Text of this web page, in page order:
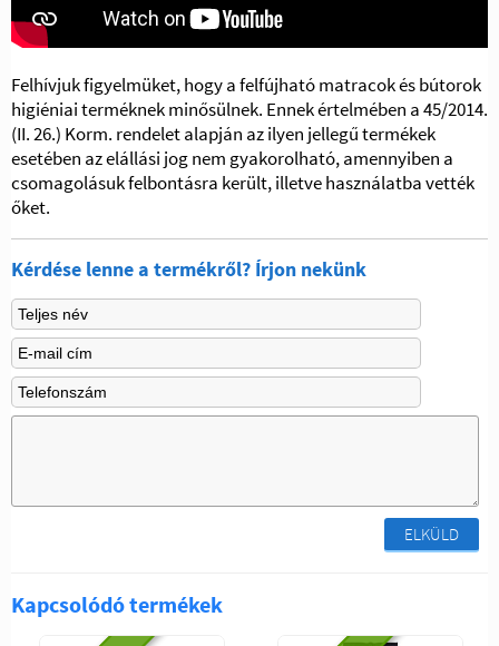
Felhívjuk figyelmüket, hogy a felfújható matracok és bútorok
higiéniai terméknek minősülnek. Ennek értelmében a 45/2014.
(II. 26.) Korm. rendelet alapján az ilyen jellegű termékek
esetében az elállási jog nem gyakorolható, amennyiben a
csomagolásuk felbontásra került, illetve használatba vették
őket.
Kérdése lenne a termékről? Írjon nekünk
ELKÜLD
Kapcsolódó termékek